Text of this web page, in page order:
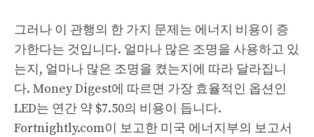
그러나 이 관행의 한 가지 문제는 에너지 비용이 증
가한다는 것입니다. 얼마나 많은 조명을 사용하고 있
는지, 얼마나 많은 조명을 켰는지에 따라 달라집니
다. Money Digest에 따르면 가장 효율적인 옵션인
LED는 연간 약 $7.50의 비용이 듭니다.
Fortnightly.com이 보고한 미국 에너지부의 보고서